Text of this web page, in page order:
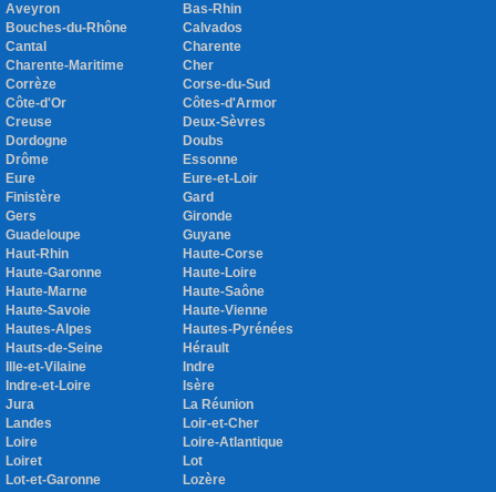
Aveyron
Bas-Rhin
Bouches-du-Rhône
Calvados
Cantal
Charente
Charente-Maritime
Cher
Corrèze
Corse-du-Sud
Côte-d'Or
Côtes-d'Armor
Creuse
Deux-Sèvres
Dordogne
Doubs
Drôme
Essonne
Eure
Eure-et-Loir
Finistère
Gard
Gers
Gironde
Guadeloupe
Guyane
Haut-Rhin
Haute-Corse
Haute-Garonne
Haute-Loire
Haute-Marne
Haute-Saône
Haute-Savoie
Haute-Vienne
Hautes-Alpes
Hautes-Pyrénées
Hauts-de-Seine
Hérault
Ille-et-Vilaine
Indre
Indre-et-Loire
Isère
Jura
La Réunion
Landes
Loir-et-Cher
Loire
Loire-Atlantique
Loiret
Lot
Lot-et-Garonne
Lozère